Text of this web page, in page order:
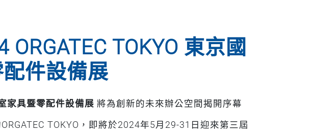
ORGATEC TOKYO 東京國
件設備展
家具暨零配件設備展 將為創新的未來辦公空間揭開序幕
TOKYO，即將於2024年5月29-31日迎來第三屆